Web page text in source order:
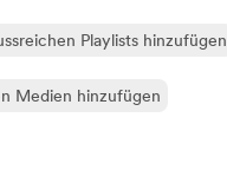
Playlists hinzufügen
Medien hinzufügen